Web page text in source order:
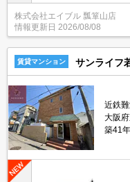
テムキッチン。
株式会社エイブル 瓢箪山店
情報更新日 2026/08/08
賃貸マンション サンライフ
近鉄
大阪
築41年